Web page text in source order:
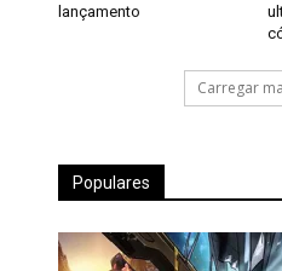
lançamento
Carregar
Populares